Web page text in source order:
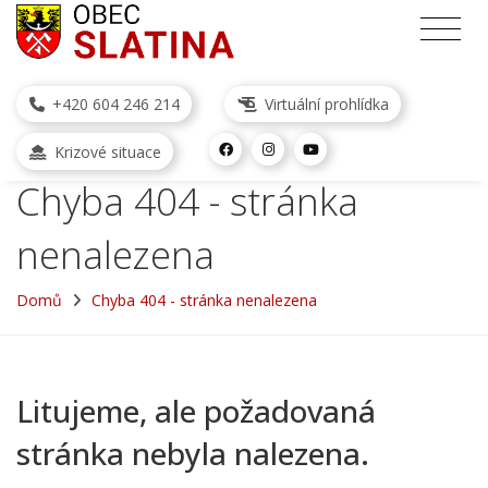
+420 604 246 214 Virtuální prohlídka
Krizové situace
Chyba 404 - stránka
nenalezena
Domů Chyba 404 - stránka nenalezena
Litujeme, ale požadovaná
stránka nebyla nalezena.